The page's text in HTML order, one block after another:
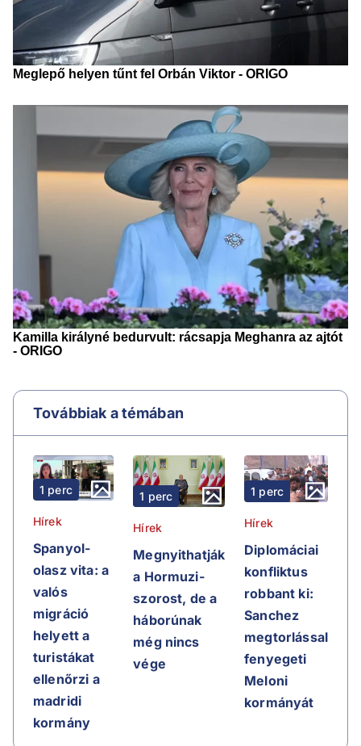
Továbbiak a témában
1 perc
Hírek
Spanyol-
olasz vita: a
valós
migráció
helyett a
turistákat
ellenőrzi a
madridi
kormány
1 perc
Hírek
Megnyithatják
a Hormuzi-
szorost, de a
háborúnak
még nincs
vége
1 perc
Hírek
Diplomáciai
konfliktus
robbant ki:
Sanchez
megtorlással
fenyegeti
Meloni
kormányát